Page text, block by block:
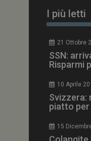
I più letti
21 Ottobre
SSN:
Risparmi
10 Aprile
Svizzera:
piatto
15